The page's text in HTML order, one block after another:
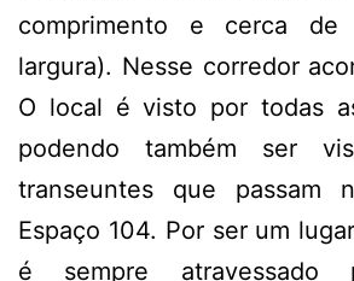
comprimento e cerca
largura). Nesse corredor
O local é visto por todas
podendo também ser
transeuntes que passam
Espaço 104. Por ser um
é sempre atravessado